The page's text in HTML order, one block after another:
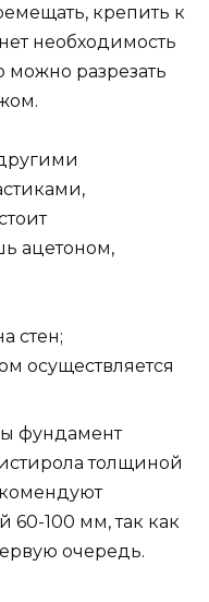
крепить к
необходимость
можно разрезать
ацетоном,
стен;
осуществляется
фундамент
толщиной
60-100 мм, так как
очередь.